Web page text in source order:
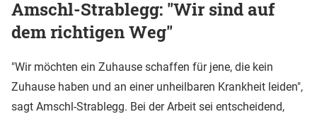
Amschl-Strablegg: "Wir sind auf
dem richtigen Weg"
"Wir möchten ein Zuhause schaffen für jene, die kein
Zuhause haben und an einer unheilbaren Krankheit leiden",
sagt Amschl-Strablegg. Bei der Arbeit sei entscheidend,